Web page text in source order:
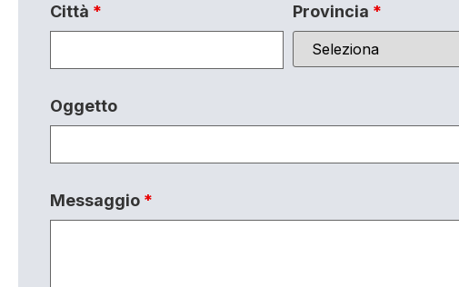
Città * Provincia *
Oggetto
Messaggio *